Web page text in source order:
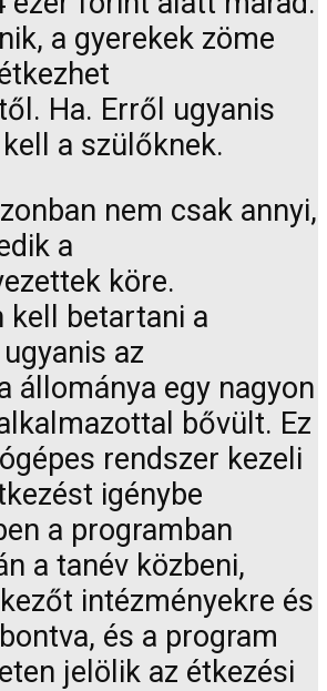
a gyerekek zöme
Ha. Erről ugyanis
a szülőknek.
nem csak annyi,
a
köre.
kell betartani a
az
állománya egy nagyon
bővült. Ez
rendszer kezeli
igénybe
a programban
a tanév közbeni,
intézményekre és
és a program
jelölik az étkezési